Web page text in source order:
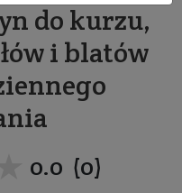
do kurzu,
i blatów
0.0 (0)